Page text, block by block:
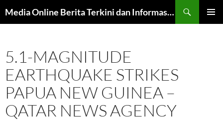
ke
Media Online Berita Terkini dan Informasi Harian
5.1-MAGNITUDE
EARTHQUAKE STRIKES
PAPUA NEW GUINEA –
QATAR NEWS AGENCY